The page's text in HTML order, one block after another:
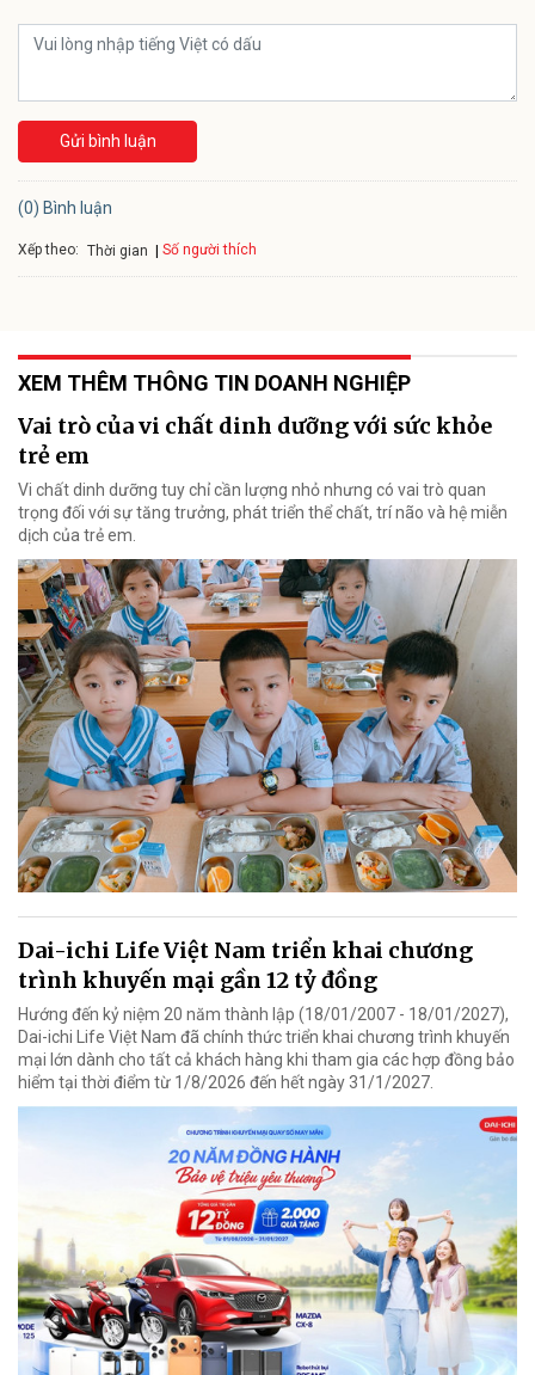
Gửi bình luận
(0) Bình luận
Xếp theo: Thời gian Số người thích
XEM THÊM THÔNG TIN DOANH NGHIỆP
Vai trò của vi chất dinh dưỡng với sức khỏe
trẻ em
Vi chất dinh dưỡng tuy chỉ cần lượng nhỏ nhưng có vai trò quan
trọng đối với sự tăng trưởng, phát triển thể chất, trí não và hệ miễn
dịch của trẻ em.
Dai-ichi Life Việt Nam triển khai chương
trình khuyến mại gần 12 tỷ đồng
Hướng đến kỷ niệm 20 năm thành lập (18/01/2007 - 18/01/2027),
Dai-ichi Life Việt Nam đã chính thức triển khai chương trình khuyến
mại lớn dành cho tất cả khách hàng khi tham gia các hợp đồng bảo
hiểm tại thời điểm từ 1/8/2026 đến hết ngày 31/1/2027.